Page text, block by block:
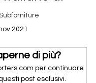
2021
di più?
per continuare
post esclusivi.